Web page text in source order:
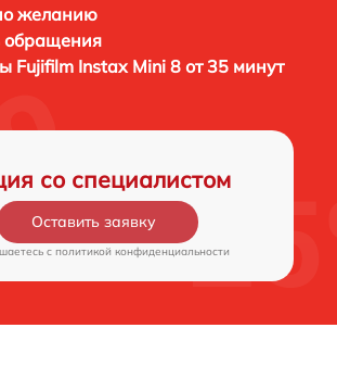
желанию
обращения
Fujifilm Instax Mini 8 от 35 минут
со специалистом
Оставить заявку
c политикой конфиденциальности